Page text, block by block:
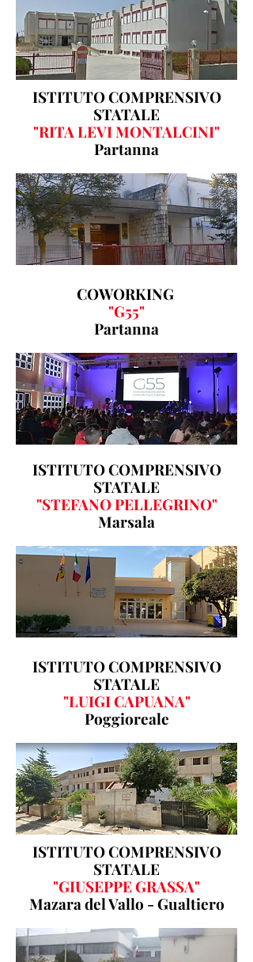
ISTITUTO COMPRENSIVO
STATALE
"RITA LEVI MONTALCINI"
Partanna
COWORKING
"G55"
Partanna
ISTITUTO COMPRENSIVO
STATALE
"STEFANO PELLEGRINO"
Marsala
ISTITUTO COMPRENSIVO
STATALE
"LUIGI CAPUANA"
Poggioreale
ISTITUTO COMPRENSIVO
STATALE
"GIUSEPPE GRASSA"
Mazara del Vallo - Gualtiero